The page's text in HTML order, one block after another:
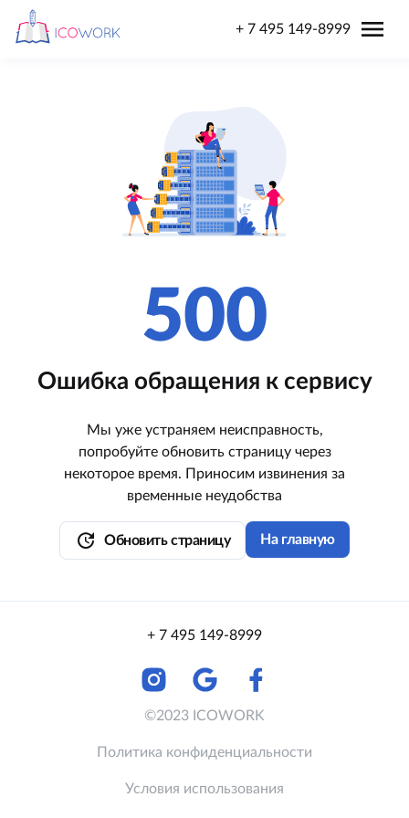
+ 7 495 149-8999 menu
500
Ошибка обращения к сервису
Мы уже устраняем неисправность,
попробуйте обновить страницу через
некоторое время. Приносим извинения за
временные неудобства
update Обновить страницу На главную
+ 7 495 149-8999
©2023 ICOWORK
Политика конфиденциальности
Условия использования